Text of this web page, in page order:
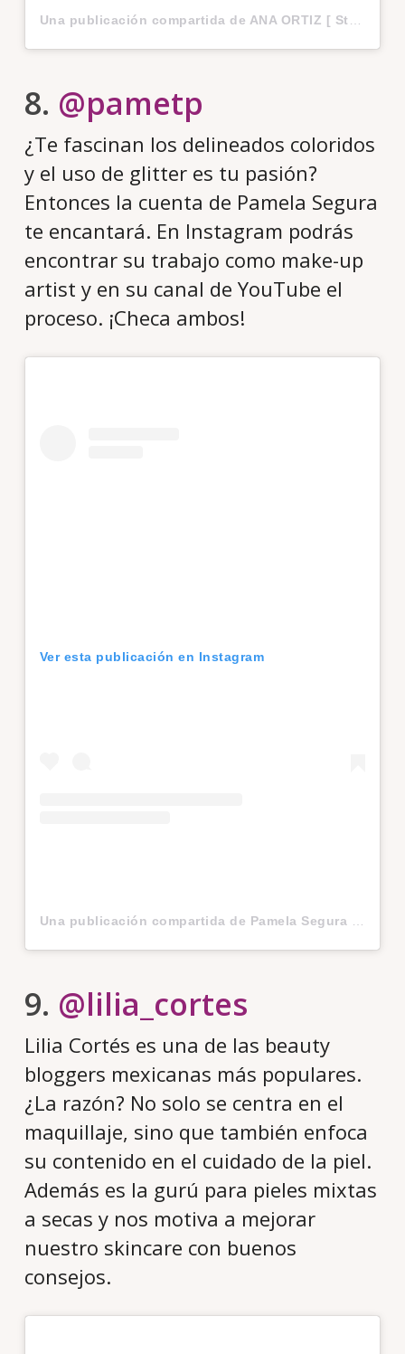
8. @pametp
¿Te fascinan los delineados coloridos
y el uso de glitter es tu pasión?
Entonces la cuenta de Pamela Segura
te encantará. En Instagram podrás
encontrar su trabajo como make-up
artist y en su canal de YouTube el
proceso. ¡Checa ambos!
Ver esta publicación en Instagram
9. @lilia_cortes
Lilia Cortés es una de las beauty
bloggers mexicanas más populares.
¿La razón? No solo se centra en el
maquillaje, sino que también enfoca
su contenido en el cuidado de la piel.
Además es la gurú para pieles mixtas
a secas y nos motiva a mejorar
nuestro skincare con buenos
consejos.